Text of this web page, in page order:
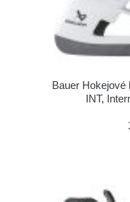
Bauer Hokejové
INT,